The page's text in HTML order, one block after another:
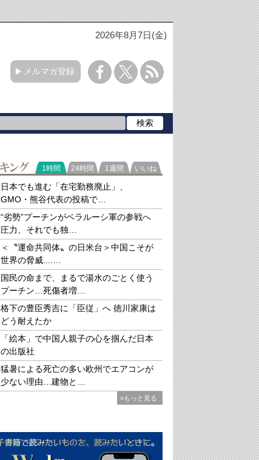
2026年8月7日(金)
メルマガ登録
ランキング
1時間 24時間 1週間 いいね
日本でも進む「在宅勤務廃止」、
GMO・熊谷代表の投稿で…
“劣勢”プーチンがベラルーシ軍の参戦へ
圧力、それでも独…
＜〝運命共同体〟の日米台＞中国こそが
世界の脅威....…
国民の命まで、まるで湯水のごとく使う
プーチン…死傷者増…
格下の豊臣秀吉に「臣従」へ 徳川家康は
どう耐えたか
「絵本」で中国人親子の心を掴んだ日本
の出版社
猛暑による死亡の多い欧州でエアコンが
少ない理由…建物と…
»もっと見る